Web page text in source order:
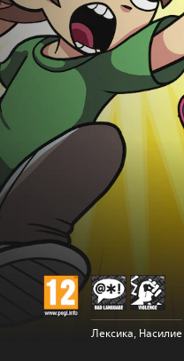
Лексика, Насилие